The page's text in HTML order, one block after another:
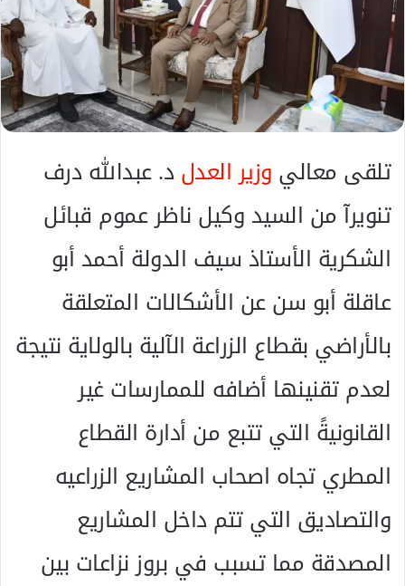
ل
و
ن
ا
تلقى معاليوزير العدلد. عبدالله درف
تنويرآ من السيد وكيل ناظر عموم قبائل
الشكرية الأستاذ سيف الدولة أحمد أبو
عاقلة أبو سن عن الأشكالات المتعلقة
بالأراضي بقطاع الزراعة الآلية بالولاية نتيجة
لعدم تقنينها أضافه للممارسات غير
القانونيةً التي تتبع من أدارة القطاع
المطري تجاه اصحاب المشاريع الزراعيه
والتصاديق التي تتم داخل المشاريع
المصدقة مما تسبب في بروز نزاعات بين